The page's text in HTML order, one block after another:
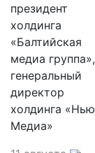
президент
холдинга
«Балтийская
медиа группа»,
генеральный
директор
холдинга
Медиа»